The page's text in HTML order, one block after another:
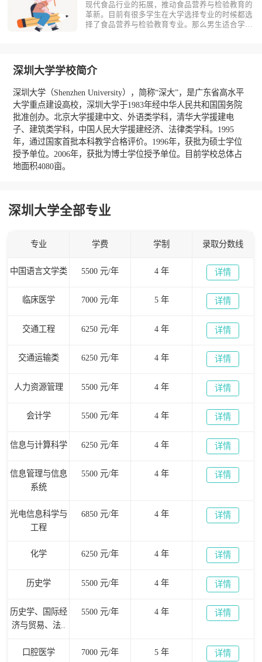
现代食品行业的拓展，推动食品营养与检验教育的
革新。目前有很多学生在大学选择专业的时候都选
择了食品营养与检验教育专业。那么男生适合学习
什么？食品营养与检验教育主要研究食品科?
深圳大学学校简介
深圳大学（Shenzhen University），简称“深大”，是广东省高水平
大学重点建设高校，深圳大学于1983年经中华人民共和国国务院
批准创办。北京大学援建中文、外语类学科，清华大学援建电
子、建筑类学科，中国人民大学援建经济、法律类学科。1995
年，通过国家首批本科教学合格评价。1996年，获批为硕士学位
授予单位。2006年，获批为博士学位授予单位。目前学校总体占
地面积4080亩。
深圳大学全部专业
专业 学费 学制 录取分数线
中国语言文学类 5500 元/年 4 年 详情
临床医学 7000 元/年 5 年 详情
交通工程 6250 元/年 4 年 详情
交通运输类 6250 元/年 4 年 详情
人力资源管理 5500 元/年 4 年 详情
会计学 5500 元/年 4 年 详情
信息与计算科学 6250 元/年 4 年 详情
信息管理与信息
系统
5500 元/年 4 年 详情
光电信息科学与
工程
6850 元/年 4 年 详情
化学 6250 元/年 4 年 详情
历史学 5500 元/年 4 年 详情
历史学、国际经
济与贸易、法..
5500 元/年 4 年 详情
口腔医学 7000 元/年 5 年 详情